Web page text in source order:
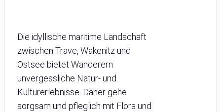
Die idyllische maritime Landschaft
zwischen Trave, Wakenitz und
Ostsee bietet Wanderern
unvergessliche Natur- und
Kulturerlebnisse. Daher gehe
sorgsam und pfleglich mit Flora und